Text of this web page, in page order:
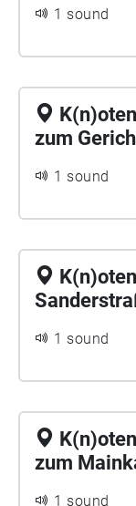
1 sound
zum
1 sound
1 sound
zum
1 sound